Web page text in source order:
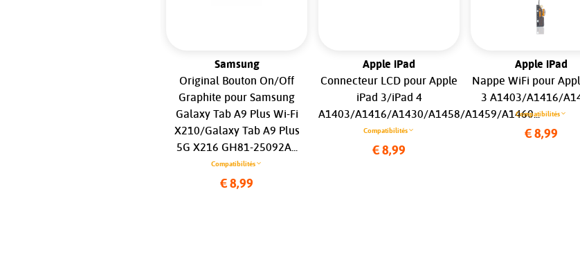
Samsung
Original Bouton On/Off
Graphite pour Samsung
Galaxy Tab A9 Plus Wi-Fi
X210/Galaxy Tab A9 Plus
5G X216 GH81-25092A...
Compatibilités
€ 8,99
Apple iPad
Connecteur LCD pour Apple
iPad 3/iPad 4
A1403/A1416/A1430/A1458/A1459/A1460...
Compatibilités
€ 8,99
Apple iPad
Nappe WiFi pour
3 A1403/A1416/
Compatibilités
€ 8,99